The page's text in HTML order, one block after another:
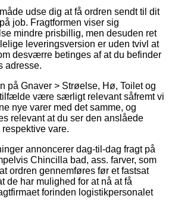
udse dig at få ordren sendt til dit
job. Fragtformen viser sig
mindre prisbillig, men desuden ret
leveringsversion er uden tvivl at
desværre betinges af at du befinder
adresse.
på Gnaver > Strøelse, Hø, Toilet og
være særligt relevant såfremt vi
nye varer med det samme, og
relevant at du ser den anslåede
vare.
annoncerer dag-til-dag fragt på
Chincilla bad, ass. farver, som
ordren gennemføres før et fastsat
de har mulighed for at nå at få
forinden logistikpersonalet